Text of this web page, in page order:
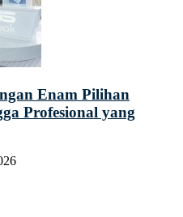
Enam Pilihan
Profesional yang